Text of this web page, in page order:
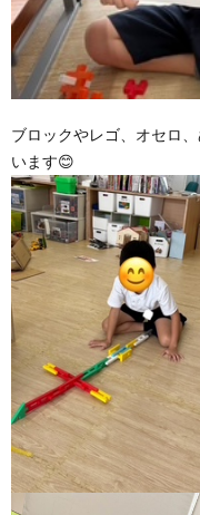
ブロックやレゴ、オセロ
います😊